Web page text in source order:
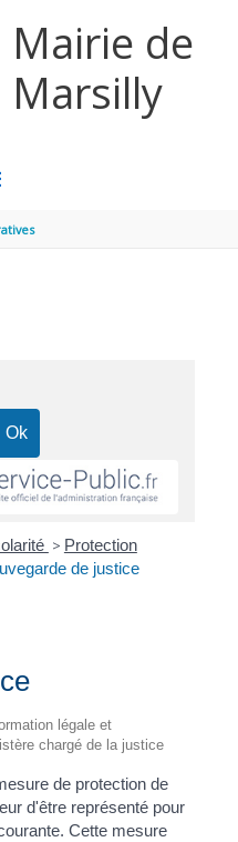
Mairie de
Marsilly
> Protection
de justice
légale et
chargé de la justice
de protection de
d'être représenté pour
Cette mesure